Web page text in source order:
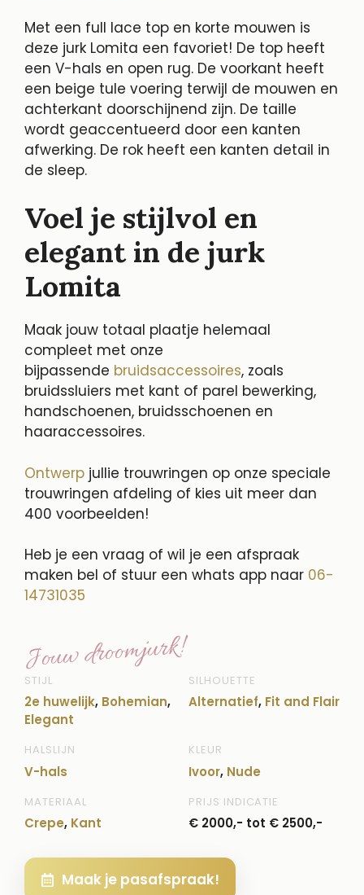
Met een full lace top en korte mouwen is
deze jurk Lomita een favoriet! De top heeft
een V-hals en open rug. De voorkant heeft
een beige tule voering terwijl de mouwen en
achterkant doorschijnend zijn. De taille
wordt geaccentueerd door een kanten
afwerking. De rok heeft een kanten detail in
de sleep.
Voel je stijlvol en
elegant in de jurk
Lomita
Maak jouw totaal plaatje helemaal
compleet met onze
bijpassende bruidsaccessoires, zoals
bruidssluiers met kant of parel bewerking,
handschoenen, bruidsschoenen en
haaraccessoires.
Ontwerp jullie trouwringen op onze speciale
trouwringen afdeling of kies uit meer dan
400 voorbeelden!
Heb je een vraag of wil je een afspraak
maken bel of stuur een whats app naar 06-
14731035
Jouw droomjurk!
STIJL
2e huwelijk, Bohemian,
Elegant
SILHOUETTE
Alternatief, Fit and Flair
HALSLIJN
V-hals
KLEUR
Ivoor, Nude
MATERIAAL
Crepe, Kant
PRIJS INDICATIE
€ 2000,- tot € 2500,-
Maak je pasafspraak!